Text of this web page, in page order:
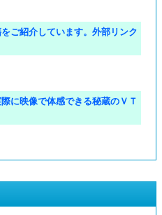
ご紹介しています。外部リンク
に映像で体感できる秘蔵のＶＴ